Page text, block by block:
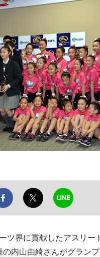
界に貢献したアスリー
内山由綺さんがグランプ